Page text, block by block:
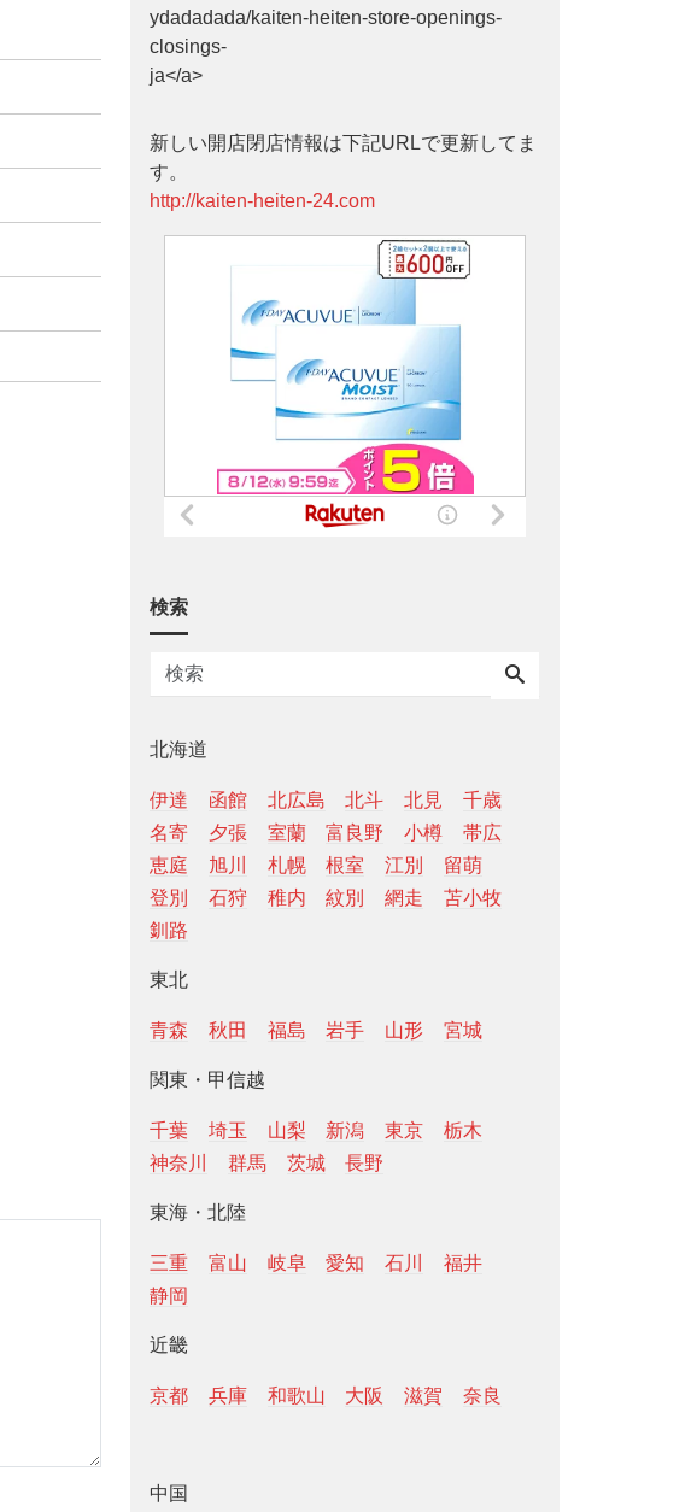
ydadadada/kaiten-heiten-store-openings-
closings-
ja</a>
新しい開店閉店情報は下記URLで更新してま
す。
http://kaiten-heiten-24.com
検索
北海道
伊達 函館 北広島 北斗 北見
千歳
名寄
夕張 室蘭 富良野 小樽
帯広
恵庭
旭川 札幌 根室 江別
留萌
登別
石狩 稚内 紋別 網走
苫小牧
釧路
東北
青森 秋田 福島 岩手 山形 宮城
関東・甲信越
千葉 埼玉 山梨 新潟 東京
栃木
神奈川
群馬 茨城 長野
東海・北陸
三重 富山 岐阜 愛知 石川
福井
静岡
近畿
京都 兵庫 和歌山 大阪 滋賀 奈良
中国